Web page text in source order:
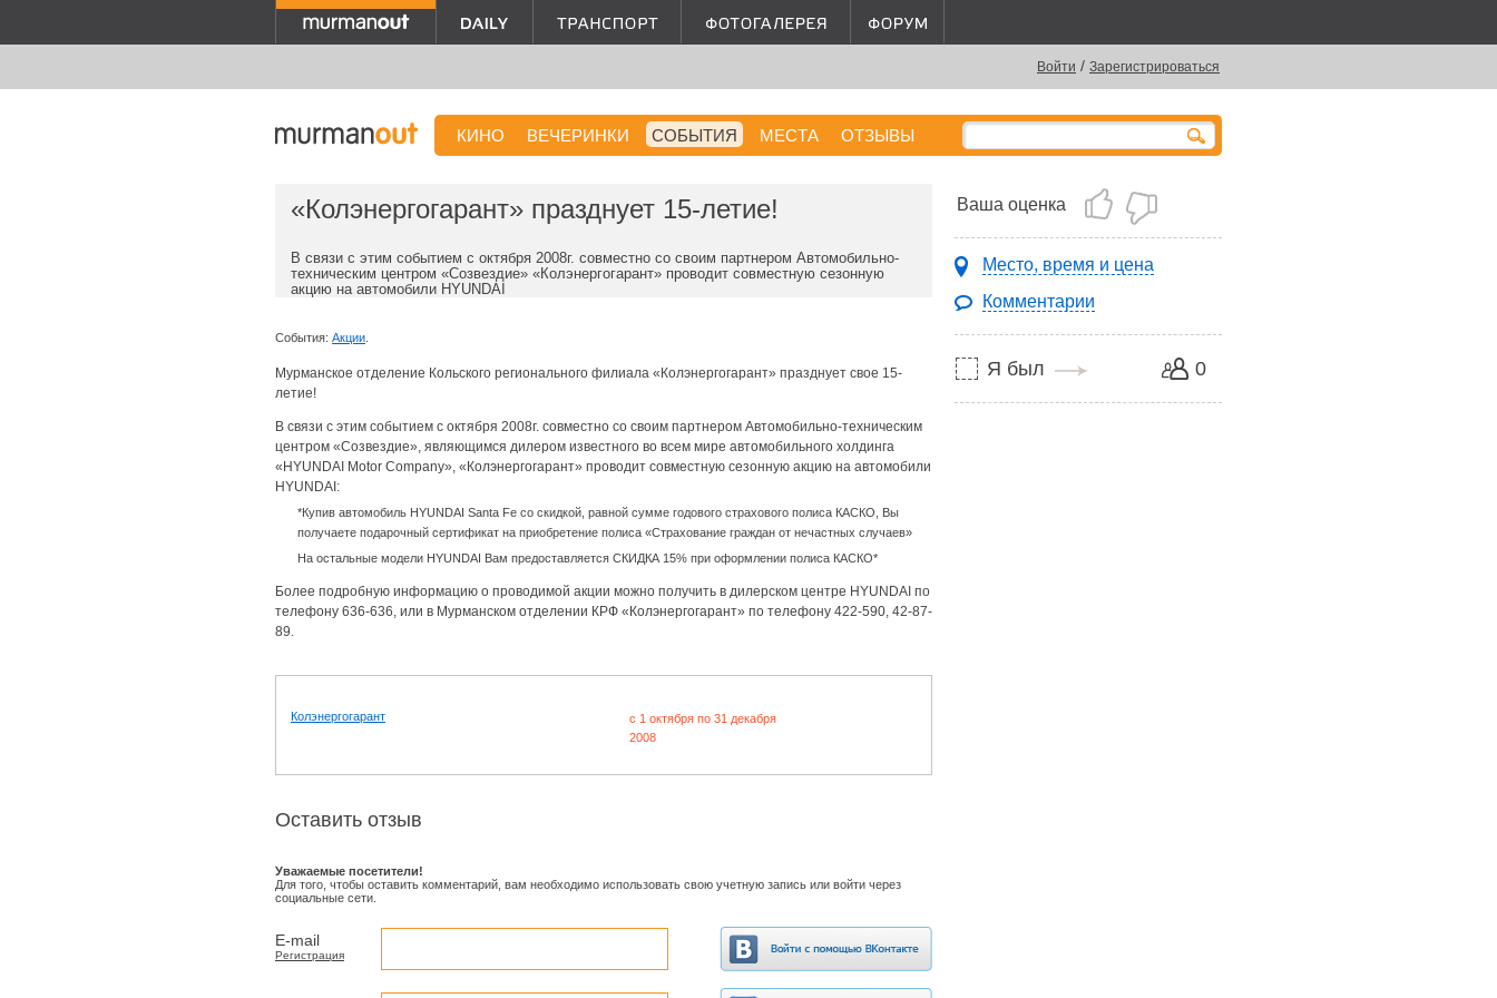
Войти / Зарегистрироваться
КИНО ВЕЧЕРИНКИ СОБЫТИЯ МЕСТА ОТЗЫВЫ
Ваша оценка
Место, время и цена
Комментарии
0
Я был
«Колэнергогарант» празднует 15-летие!
В связи с этим событием с октября 2008г. совместно со своим партнером Автомобильно-
техническим центром «Созвездие» «Колэнергогарант» проводит совместную сезонную
акцию на автомобили HYUNDAI
События: Акции
Мурманское отделение Кольского регионального филиала «Колэнергогарант» празднует свое 15-
летие!
В связи с этим событием с октября 2008г. совместно со своим партнером Автомобильно-техническим
центром «Созвездие», являющимся дилером известного во всем мире автомобильного холдинга
«HYUNDAI Motor Company», «Колэнергогарант» проводит совместную сезонную акцию на автомобили
HYUNDAI :
*Купив автомобиль HYUNDAI Santa Fe со скидкой, равной сумме годового страхового полиса КАСКО, Вы
получаете подарочный сертификат на приобретение полиса «Страхование граждан от нечастных случаев»
На остальные модели HYUNDAI Вам предоставляется СКИДКА 15% при оформлении полиса КАСКО*
Более подробную информацию о проводимой акции можно получить в дилерском центре HYUNDAI по
телефону 636-636, или в Мурманском отделении КРФ «Колэнергогарант» по телефону 422-590, 42-87-
89.
Колэнергогарант
c 1 октября по 31 декабря
2008
Оставить отзыв
Уважаемые посетители!
Для того, чтобы оставить комментарий, вам необходимо использовать свою учетную запись или войти через
социальные сети.
E-mail
Регистрация